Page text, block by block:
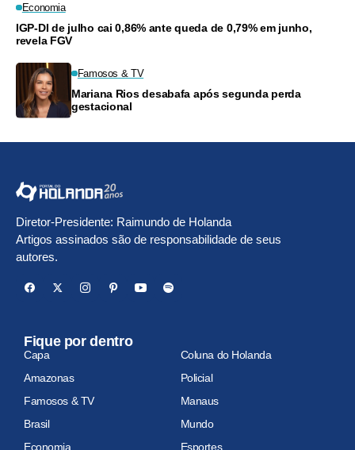
Economia
IGP-DI de julho cai 0,86% ante queda de 0,79% em junho,
revela FGV
Famosos & TV
Mariana Rios desabafa após segunda perda
gestacional
Diretor-Presidente: Raimundo de Holanda
Artigos assinados são de responsabilidade de seus
autores.
Fique por dentro
Capa
Coluna do Holanda
Amazonas
Policial
Famosos & TV
Manaus
Brasil
Mundo
Economia
Esportes